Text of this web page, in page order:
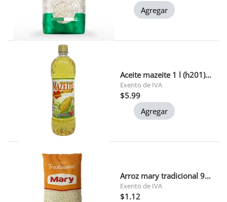
Agregar
Aceite mazeite 1 l (h201) 1x12
Exento de IVA
$5.99
Agregar
Arroz mary tradicional 900 gr 1x24
Exento de IVA
$1.12